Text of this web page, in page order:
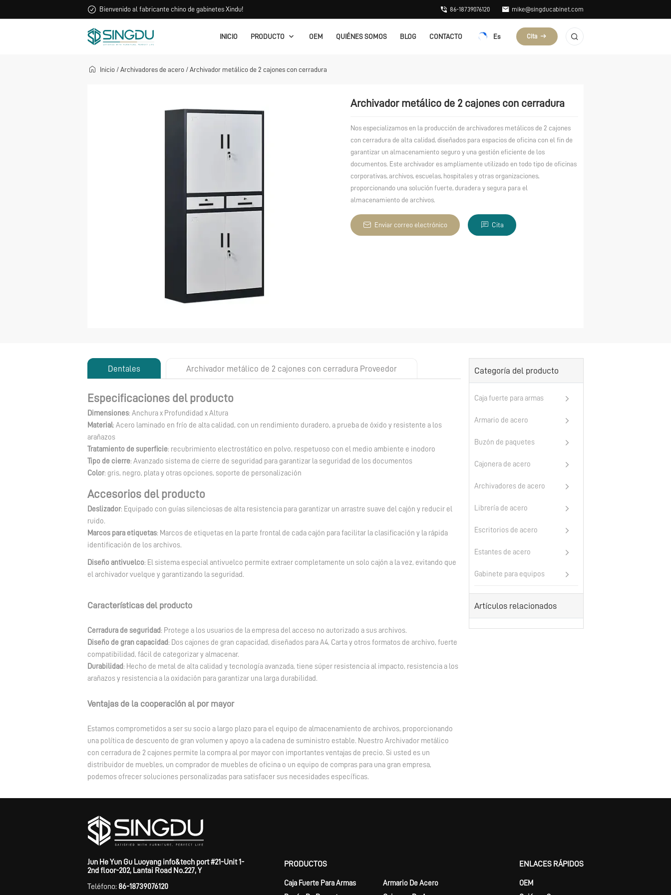
Bienvenido al fabricante chino de gabinetes Xindu! 86-18739076120 mike@singducabinet.com
INICIO PRODUCTO OEM QUIÉNES SOMOS BLOG CONTACTO Es Cita
Inicio / Archivadores de acero / Archivador metálico de 2 cajones con cerradura
Archivador metálico de 2 cajones con cerradura
Nos especializamos en la producción de archivadores metálicos de 2 cajones
con cerradura de alta calidad, diseñados para espacios de oficina con el fin de
garantizar un almacenamiento seguro y una gestión eficiente de los
documentos. Este archivador es ampliamente utilizado en todo tipo de oficinas
corporativas, archivos, escuelas, hospitales y otras organizaciones,
proporcionando una solución fuerte, duradera y segura para el
almacenamiento de archivos.
Enviar correo electrónico Cita
Dentales Archivador metálico de 2 cajones con cerradura Proveedor
Especificaciones del producto
Dimensiones: Anchura x Profundidad x Altura
Material: Acero laminado en frío de alta calidad, con un rendimiento duradero, a prueba de óxido y resistente a los
arañazos
Tratamiento de superficie: recubrimiento electrostático en polvo, respetuoso con el medio ambiente e inodoro
Tipo de cierre: Avanzado sistema de cierre de seguridad para garantizar la seguridad de los documentos
Color: gris, negro, plata y otras opciones, soporte de personalización
Accesorios del producto
Deslizador: Equipado con guías silenciosas de alta resistencia para garantizar un arrastre suave del cajón y reducir el
ruido.
Marcos para etiquetas: Marcos de etiquetas en la parte frontal de cada cajón para facilitar la clasificación y la rápida
identificación de los archivos.
Diseño antivuelco: El sistema especial antivuelco permite extraer completamente un solo cajón a la vez, evitando que
el archivador vuelque y garantizando la seguridad.
Características del producto
Cerradura de seguridad: Protege a los usuarios de la empresa del acceso no autorizado a sus archivos.
Diseño de gran capacidad: Dos cajones de gran capacidad, diseñados para A4, Carta y otros formatos de archivo, fuerte
compatibilidad, fácil de categorizar y almacenar.
Durabilidad: Hecho de metal de alta calidad y tecnología avanzada, tiene súper resistencia al impacto, resistencia a los
arañazos y resistencia a la oxidación para garantizar una larga durabilidad.
Ventajas de la cooperación al por mayor
Estamos comprometidos a ser su socio a largo plazo para el equipo de almacenamiento de archivos, proporcionando
una política de descuento de gran volumen y apoyo a la cadena de suministro estable. Nuestro Archivador metálico
con cerradura de 2 cajones permite la compra al por mayor con importantes ventajas de precio. Si usted es un
distribuidor de muebles, un comprador de muebles de oficina o un equipo de compras para una gran empresa,
podemos ofrecer soluciones personalizadas para satisfacer sus necesidades específicas.
Categoría del producto
Caja fuerte para armas
Armario de acero
Buzón de paquetes
Cajonera de acero
Archivadores de acero
Librería de acero
Escritorios de acero
Estantes de acero
Gabinete para equipos
Artículos relacionados
Jun He Yun Gu Luoyang info&tech port #21-Unit 1-
2nd floor-202, Lantai Road No.227, Y
Teléfono: 86-18739076120
PRODUCTOS
Caja Fuerte Para Armas
Armario De Acero
ENLACES RÁPIDOS
OEM